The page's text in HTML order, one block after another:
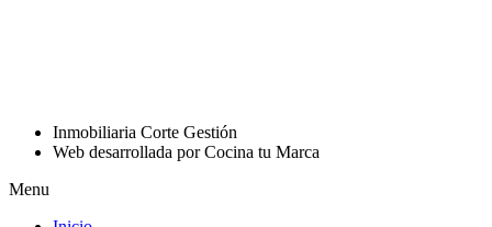
Inmobiliaria Corte Gestión
Web desarrollada por Cocina tu Marca
Menu